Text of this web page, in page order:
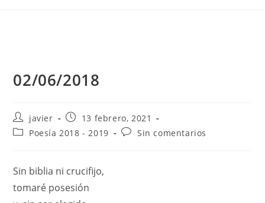
02/06/2018
javier
13 febrero, 2021
Poesía 2018 - 2019
Sin comentarios
Sin biblia ni crucifijo,
tomaré posesión